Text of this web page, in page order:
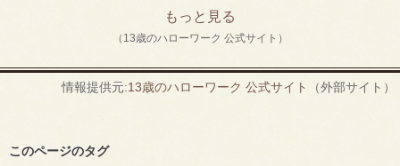
もっと見る
（13歳のハローワーク 公式サイト）
情報提供元:13歳のハローワーク 公式サイト （外部サイト）
このページのタグ